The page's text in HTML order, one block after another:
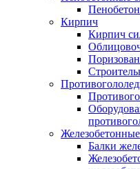
Кирпич
Кирпич
Балки